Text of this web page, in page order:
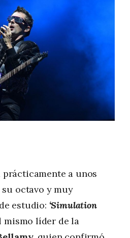
prácticamente a unos
octavo y muy
estudio: ‘Simulation
mismo líder de la